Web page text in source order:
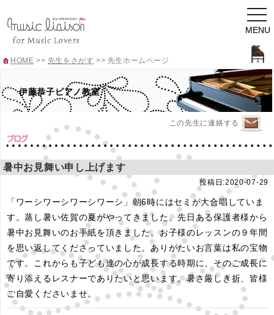
MENU
HOME >> 先生をさがす >> 先生ホームページ
伊藤恭子ピアノ教室
この先生に連絡する
暑中お見舞い申し上げます
投稿日:2020-07-29
「ワーシワーシワーシワーシ」朝6時にはセミが大合唱していま
す。蒸し暑い佐賀の夏がやってきました。先日ある保護者様から
暑中お見舞いのお手紙を頂きました。お子様のレッスンの９年間
を思い返してくださっていました。ありがたいお言葉は私の宝物
です。これからも子ども達の心が成長する時期に、そのご成長に
寄り添えるレスナーでありたいと思います。暑さ厳しき折、皆様
ご自愛くださいませ。